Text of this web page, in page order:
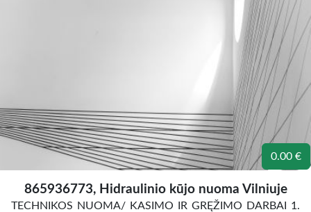
0.00 €
865936773, Hidraulinio kūjo nuoma Vilniuje
TECHNIKOS NUOMA/ KASIMO IR GRĘŽIMO DARBAI 1.